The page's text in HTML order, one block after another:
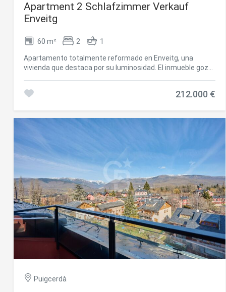
Apartment 2 Schlafzimmer Verkauf
Enveitg
60 m² 2 1
Apartamento totalmente reformado en Enveitg, una
vivienda que destaca por su luminosidad. El inmueble goza
donde disfrutar de las vistas abiertas, el sol y la
aporta un valor añadido incomparable. En su interior, el
acogedora chimenea, que invita a disfrutar del confort y la
calidez del hogar. Desde aquí se accede directamente a la
terraza, creando una conexión fluida entre interior y
exterior. La cocina, abierta al comedor, ha sido
cuidadosamente diseñada para optimizar el espacio y
aportar un toque moderno y funcional. La zona de noche
cuenta con dos dormitorios luminosos y un baño completo
totalmente renovado con acabados de alta calidad. La
propiedad se completa con un garaje y un trastero,
ofreciendo comodidad y espacio adicional para
almacenamiento. #ref:CBG2135
212.000 €
Puigcerdà